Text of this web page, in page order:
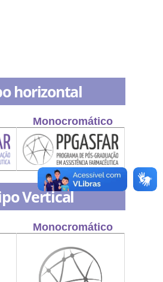
horizontal
Monocromático
Vertical
Monocromático